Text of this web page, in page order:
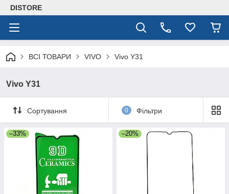
DISTORE
ВСІ ТОВАРИ VIVO Vivo Y31
Vivo Y31
Сортування 0 Фільтри
–33% –20%